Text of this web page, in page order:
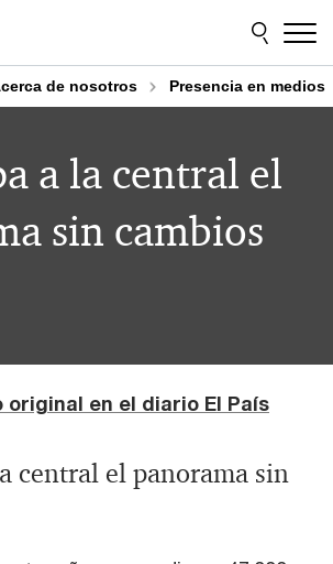
de nosotros Presencia en medios
a la central el
sin cambios
en el diario El País
central el panorama sin